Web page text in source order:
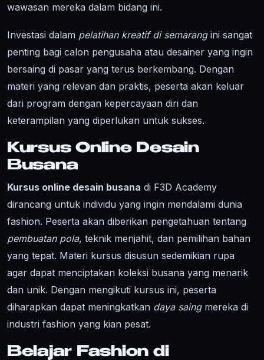
wawasan mereka dalam bidang ini.
Investasi dalam pelatihan kreatif di semarangini sangat
penting bagi calon pengusaha atau desainer yang ingin
bersaing di pasar yang terus berkembang. Dengan
materi yang relevan dan praktis, peserta akan keluar
dari program dengan kepercayaan diri dan
keterampilan yang diperlukan untuk sukses.
Kursus Online Desain
Busana
Kursus online desain busana di F3D Academy
dirancang untuk individu yang ingin mendalami dunia
fashion. Peserta akan diberikan pengetahuan tentang
pembuatan pola, teknik menjahit, dan pemilihan bahan
yang tepat. Materi kursus disusun sedemikian rupa
agar dapat menciptakan koleksi busana yang menarik
dan unik. Dengan mengikuti kursus ini, peserta
diharapkan dapat meningkatkan daya saingmereka di
industri fashion yang kian pesat.
Belajar Fashion di